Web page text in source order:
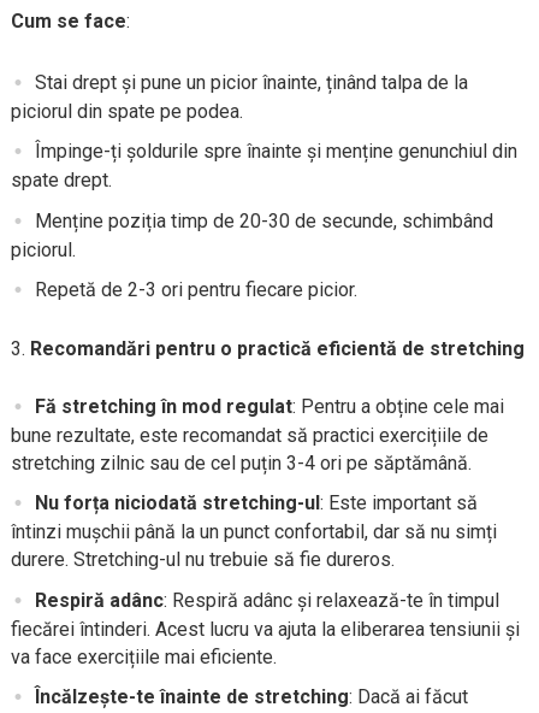
Cum se face:
Stai drept și pune un picior înainte, ținând talpa de la
piciorul din spate pe podea.
Împinge-ți șoldurile spre înainte și menține genunchiul din
spate drept.
Menține poziția timp de 20-30 de secunde, schimbând
piciorul.
Repetă de 2-3 ori pentru fiecare picior.
Recomandări pentru o practică eficientă de stretching
Fă stretching în mod regulat: Pentru a obține cele mai
bune rezultate, este recomandat să practici exercițiile de
stretching zilnic sau de cel puțin 3-4 ori pe săptămână.
Nu forța niciodată stretching-ul : Este important să
întinzi mușchii până la un punct confortabil, dar să nu simți
durere. Stretching-ul nu trebuie să fie dureros.
Respiră adânc: Respiră adânc și relaxează-te în timpul
fiecărei întinderi. Acest lucru va ajuta la eliberarea tensiunii și
va face exercițiile mai eficiente.
Încălzește-te înainte de stretching: Dacă ai făcut